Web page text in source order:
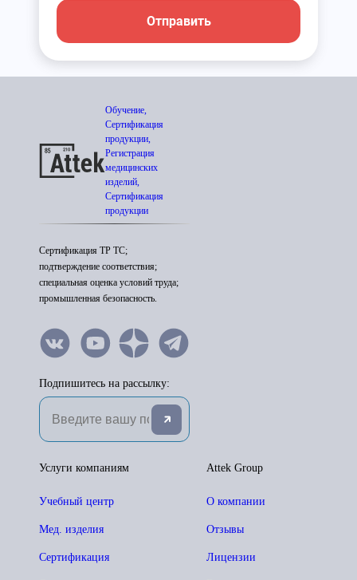
Отправить
Обучение,
Сертификация
продукции,
Регистрация
медицинских
изделий,
Сертификация
продукции
Сертификация ТР ТС;
подтверждение соответствия;
специальная оценка условий труда;
промышленная безопасность.
Подпишитесь на рассылку:
Attek Group
О компании
Отзывы
Лицензии
Услуги компаниям
Учебный центр
Мед. изделия
Сертификация